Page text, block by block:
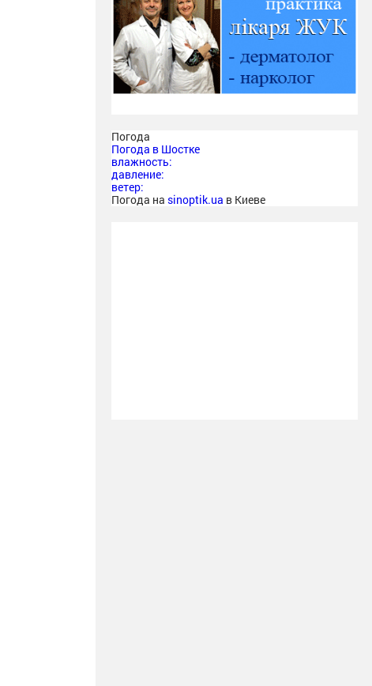
Погода
Погода в Шостке
влажность:
давление:
ветер:
Погода на sinoptik.ua в Киеве